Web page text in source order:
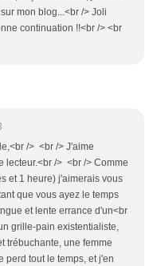
mon blog...<br /> Joli
continuation !!<br /> <br
/> <br /> J'aime
lecteur.<br /> <br /> Comme
et 1 heure) j'aimerais vous
que vous ayez le temps
et lente errance d'un<br
grille-pain existentialiste,
trébuchante, une femme
perd tout le temps, et j'en